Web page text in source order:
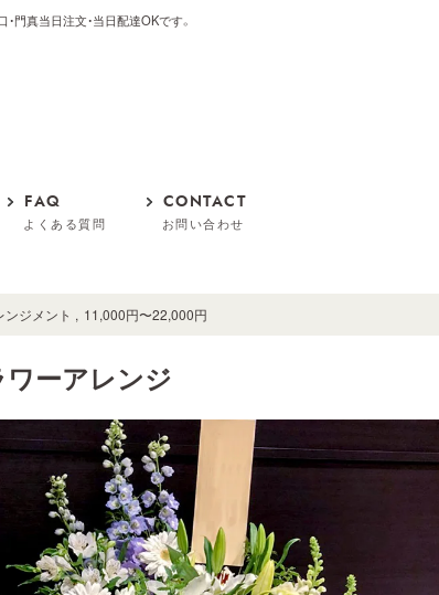
門真当日注文・当日配達OKです。
FAQ
よくある質問
CONTACT
お問い合わせ
ンジメント , 11,000円〜22,000円
ーアレンジ